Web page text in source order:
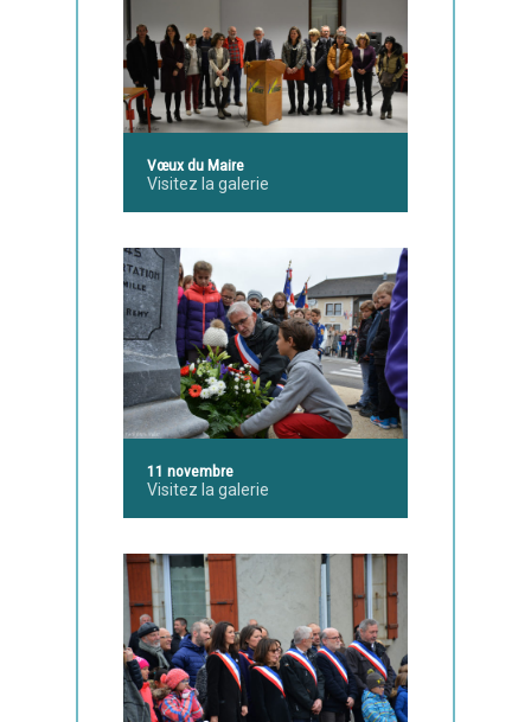
Vœux du Maire
Visitez la galerie
11 novembre
Visitez la galerie